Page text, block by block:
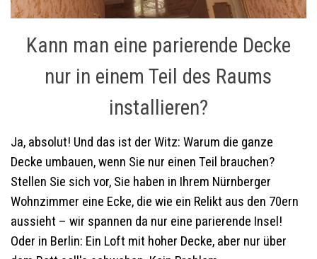
Kann man eine parierende Decke
nur in einem Teil des Raums
installieren?
Ja, absolut! Und das ist der Witz: Warum die ganze
Decke umbauen, wenn Sie nur einen Teil brauchen?
Stellen Sie sich vor, Sie haben in Ihrem Nürnberger
Wohnzimmer eine Ecke, die wie ein Relikt aus den 70ern
aussieht – wir spannen da nur eine parierende Insel!
Oder in Berlin: Ein Loft mit hoher Decke, aber nur über